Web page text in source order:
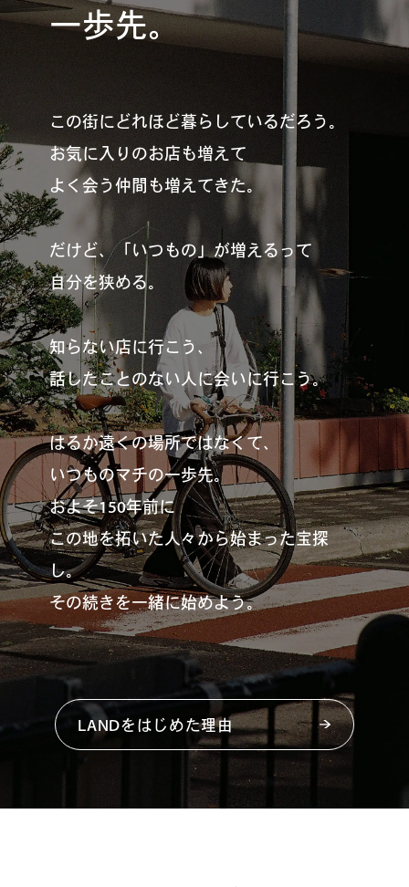
一歩先。
この街にどれほど暮らしているだろう。
お気に入りのお店も増えて
よく会う仲間も増えてきた。
だけど、「いつもの」が増えるって
自分を狭める。
知らない店に行こう、
話したことのない人に会いに行こう。
はるか遠くの場所ではなくて、
いつものマチの一歩先。
およそ150年前に
この地を拓いた人々から始まった宝探
し。
その続きを一緒に始めよう。
LANDをはじめた理由